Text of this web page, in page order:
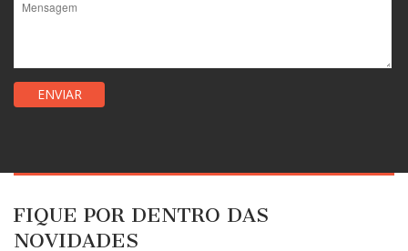
FIQUE POR DENTRO DAS
NOVIDADES